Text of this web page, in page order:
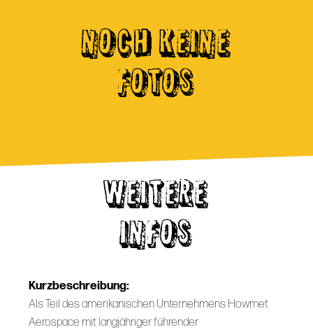
NOCH KEINE
FOTOS
WEITERE
INFOS
Kurzbeschreibung:
Als Teil des amerikanischen Unternehmens Howmet
Aerospace mit langjähriger führender